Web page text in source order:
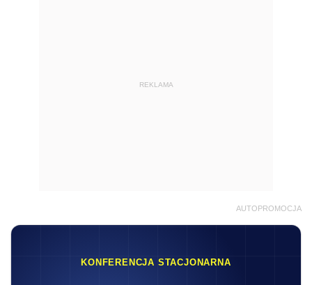
REKLAMA
AUTOPROMOCJA
KONFERENCJA STACJONARNA